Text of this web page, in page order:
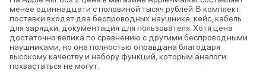
менее одиннадцати с половиной тысяч рублей. В комплект
поставки входят два беспроводных наушника, кейс, кабель
для зарядки, документация для пользователя. Хотя цена
достаточно велика по сравнению с другими беспроводными
наушниками, но она полностью оправдана благодаря
высокому качеству и набору функций, которым аналоги
похвастаться не могут.